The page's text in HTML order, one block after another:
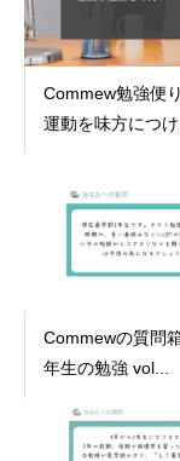
Commew勉強便
運動を味方につけ
Commewの質問
年生の勉強 vol...